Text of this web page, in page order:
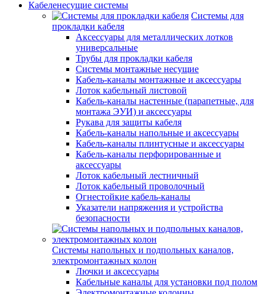
Кабеленесущие системы
Системы для
прокладки кабеля
Аксессуары для металлических лотков
универсальные
Трубы для прокладки кабеля
Системы монтажные несущие
Кабель-каналы монтажные и аксессуары
Лоток кабельный листовой
Кабель-каналы настенные (парапетные, для
монтажа ЭУИ) и аксессуары
Рукава для защиты кабеля
Кабель-каналы напольные и аксессуары
Кабель-каналы плинтусные и аксессуары
Кабель-каналы перфорированные и
аксессуары
Лоток кабельный лестничный
Лоток кабельный проволочный
Огнестойкие кабель-каналы
Указатели напряжения и устройства
безопасности
Системы напольных и подпольных каналов,
электромонтажных колон
Лючки и аксессуары
Кабельные каналы для установки под полом